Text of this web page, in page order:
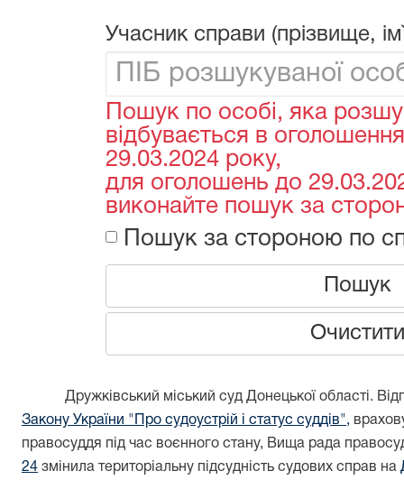
Учасник справи (прізвище,
Пошук по особі, яка
відбувається в
29.03.2024 року,
для оголошень до
виконайте пошук за
Пошук за стороною по
Пошук
Очистити
Дружківський міський суд Донецької області.
Закону України "Про судоустрій і статус суддів",
правосуддя під час воєнного стану, Вища рада
24 змінила територіальну підсудність судових справ на